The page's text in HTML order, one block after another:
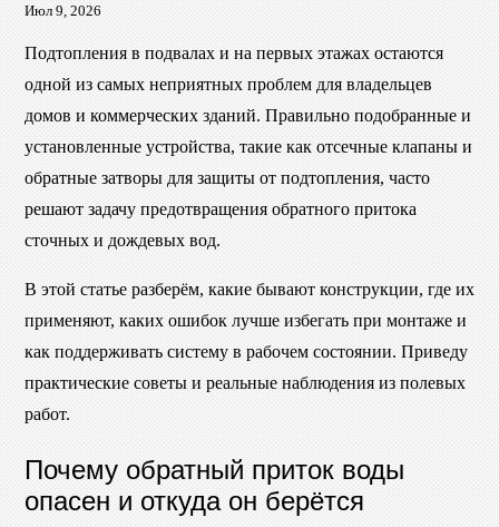
Июл 9, 2026
Подтопления в подвалах и на первых этажах остаются
одной из самых неприятных проблем для владельцев
домов и коммерческих зданий. Правильно подобранные и
установленные устройства, такие как отсечные клапаны и
обратные затворы для защиты от подтопления, часто
решают задачу предотвращения обратного притока
сточных и дождевых вод.
В этой статье разберём, какие бывают конструкции, где их
применяют, каких ошибок лучше избегать при монтаже и
как поддерживать систему в рабочем состоянии. Приведу
практические советы и реальные наблюдения из полевых
работ.
Почему обратный приток воды
опасен и откуда он берётся